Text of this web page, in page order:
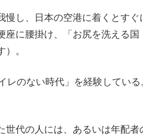
し、日本の空港に着くとすぐ
に腰掛け、「お尻を洗える国
。
のない時代」を経験してい
代の人には、あるいは年配者